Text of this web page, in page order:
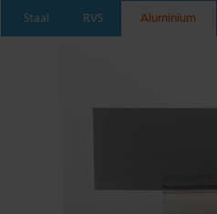
Staal RVS Aluminium